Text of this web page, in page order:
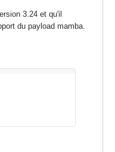
3.24 et qu'il
du payload mamba.